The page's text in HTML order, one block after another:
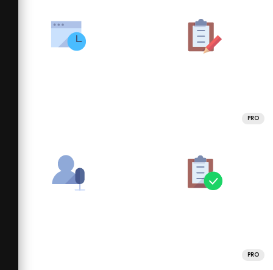
PRO
PRO